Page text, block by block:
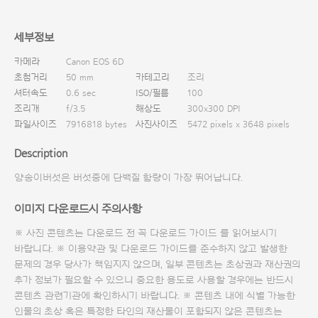
세부정보
카메라
Canon EOS 6D
초첨거리
50 mm 카테고리
조리
셔터속도
0.6 sec ISO/필름
100
조리개
f/3.5 해상도
300x300 DPI
파일사이즈
7916818 bytes 사진사이즈 5472 pixels x 3648 pixels
Description
양송이버섯은 버섯중에 단백질 함량이 가장 뛰어납니다.
이미지 다운로드시 주의사항
※ 사진 콘텐츠는 다운로드 전 꼭 다운로드 가이드 를 읽어보시기
바랍니다. ※ 이용약관 및 다운로드 가이드를 준수하지 않고 발생한
문제의 경우 당사가 책임지지 않으며, 일부 콘텐츠는 초상권과 재산권의
추가 정보가 필요할 수 있으니 중요한 용도로 사용할 경우에는 반드시
콘텐츠 관련기관에 확인하시기 바랍니다. ※ 콘텐츠 내에 식별 가능한
인물의 초상 혹은 특정한 타인의 재산물이 포함되지 않은 콘텐츠는